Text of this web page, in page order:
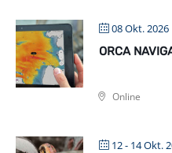
08 Okt. 2026
ORCA
Online
12 - 14 Okt.